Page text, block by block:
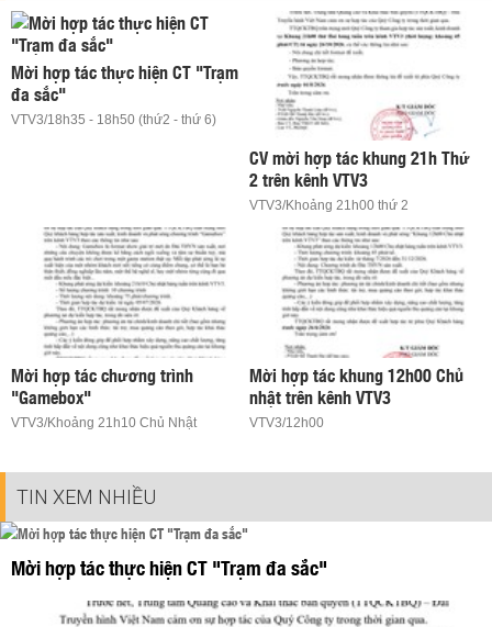
Mời hợp tác thực hiện CT "Trạm
đa sắc"
VTV3/18h35 - 18h50 (thứ2 - thứ 6)
CV mời hợp tác khung 21h Thứ
2 trên kênh VTV3
VTV3/Khoảng 21h00 thứ 2
Mời hợp tác chương trình
"Gamebox"
VTV3/Khoảng 21h10 Chủ Nhật
Mời hợp tác khung 12h00 Chủ
nhật trên kênh VTV3
VTV3/12h00
TIN XEM NHIỀU
Mời hợp tác thực hiện CT "Trạm đa sắc"